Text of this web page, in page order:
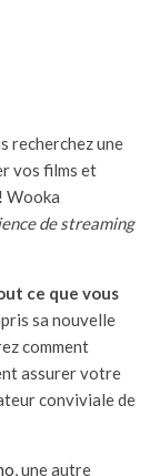
recherchez une
vos films et
Wooka
de streaming
ce que vous
sa nouvelle
comment
assurer votre
conviviale de
, une autre